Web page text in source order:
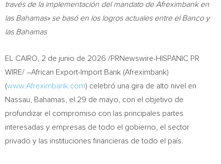
través de la implementación del mandato de Afreximbank en
las Bahamas» se basó en los logros actuales entre el Banco y
las Bahamas
EL CAIRO 2 de junio de 2026 /PRNewswire-HISPANIC PR
WIRE/ –African Export-Import Bank (Afreximbank)
(www.Afreximbank.com) celebró una gira de alto nivel en
Nassau, Bahamas, el 29 de mayo, con el objetivo de
profundizar el compromiso con las principales partes
interesadas y empresas de todo el gobierno, el sector
privado y las instituciones financieras de todo el país.